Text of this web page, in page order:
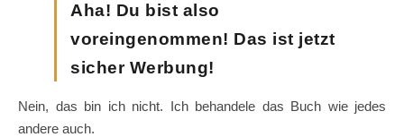
Aha! Du bist also
voreingenommen! Das ist jetzt
sicher Werbung!
Nein, das bin ich nicht. Ich behandele das Buch wie jedes
andere auch.